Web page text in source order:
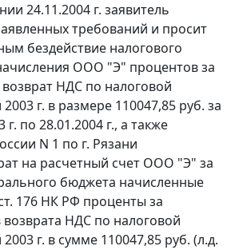
24.11.2004 г. заявитель
требований и просит
бездействие налогового
ООО "Э" процентов за
НДС по налоговой
г. в размере 110047,85 руб. за
г. по 28.01.2004 г., а также
N 1 по г. Рязани
на расчетный счет ООО "Э" за
бюджета начисленные
176 НК РФ проценты за
НДС по налоговой
г. в сумме 110047,85 руб. (л.д.